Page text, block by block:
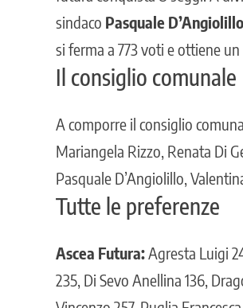
sindaco Pasquale D’Angiolillo
si ferma a 773 voti e ottiene un
Il consiglio comunale
A comporre il consiglio
Mariangela Rizzo, Renata Di
Pasquale D’Angiolillo,
Tutte le preferenze
Ascea Futura:Agresta Luigi
235, Di Sevo Anellina 136,